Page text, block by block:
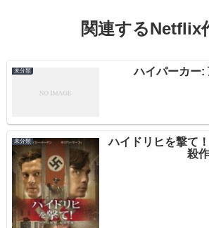
関連するNetflix
未分類 ハイパーカー:
未分類
ハイドリヒを撃て
殺